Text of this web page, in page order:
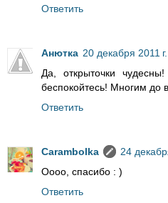
Ответить
Анютка 20 декабря 2011
Да, открыточки
беспокойтесь! Многим до
Ответить
Carambolka
24
Оооо, спасибо : )
Ответить